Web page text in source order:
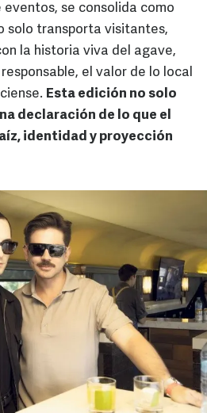
se consolida como
solo transporta visitantes,
la historia viva del agave,
el valor de lo local
Esta edición no solo
declaración de lo que el
identidad y proyección